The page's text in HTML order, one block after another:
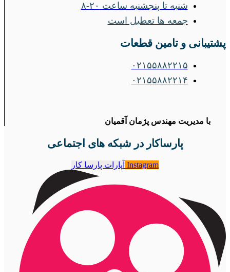
شنبه تا پنجشنبه ساعت ۲۰-۸
جمعه ها تعطیل است
پشتیبانی و تامین قطعات
۰۲۱۵۵۸۸۲۲۱۵
۰۲۱۵۵۸۸۲۲۱۴
با مدیریت مهندس پژمان آقمیان
پارساکار در شبکه های اجتماعی
Instagram آپارات پارسا کار